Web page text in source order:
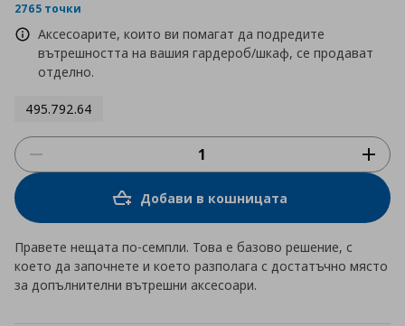
2765 точки
Аксесоарите, които ви помагат да подредите
вътрешността на вашия гардероб/шкаф, се продават
отделно.
495.792.64
Добави в кошницата
Правете нещата по-семпли. Това е базово решение, с
което да започнете и което разполага с достатъчно място
за допълнителни вътрешни аксесоари.